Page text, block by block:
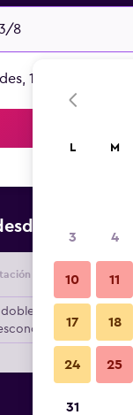
8
1 habitación
Oferta
tipo
L M
3 4
10 11
17 18
24 25
31